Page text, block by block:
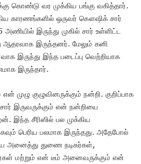
கொண்டு வர முக்கிய பங்கு வகித்தார்.
காரணங்களில் ஒருவர் கௌஷிக் சார்
இருந்து முகில் சார் உள்ளிட்ட
இருந்தனர். மேலும் கனி
இருந்து இந்த படைப்பு வெற்றியாக
இருந்தார்.
முழு குழுவினருக்கும் நன்றி. குறிப்பாக
சார் இருவருக்கும் என் நன்றியை
இந்த சீரிஸில் பல முக்கிய
பெரிய பலமாக இருந்தது. அதேபோல்
அனைத்து துணை நடிகர்கள்,
மற்றும் என் டீம் அனைவருக்கும் என்